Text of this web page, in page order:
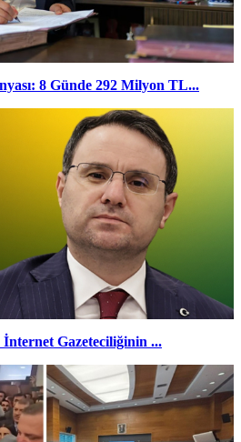
8 Günde 292 Milyon TL...
Gazeteciliğinin ...